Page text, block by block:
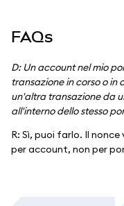
FAQs
D: Un account nel mio
transazione in corso o in
un'altra transazione da
all'interno dello stesso
R: Sì, puoi farlo. Il
per account, non per